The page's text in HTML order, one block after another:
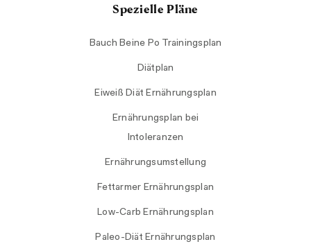
Spezielle Pläne
Bauch Beine Po Trainingsplan
Diätplan
Eiweiß Diät Ernährungsplan
Ernährungsplan bei
Intoleranzen
Ernährungsumstellung
Fettarmer Ernährungsplan
Low-Carb Ernährungsplan
Paleo-Diät Ernährungsplan